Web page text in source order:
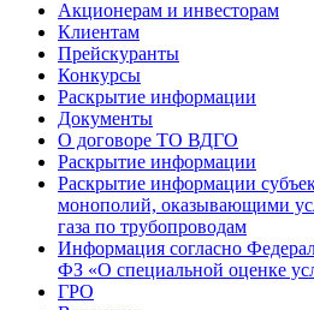
Акционерам и инвесторам
Клиентам
Прейскуранты
Конкурсы
Раскрытие информации
Документы
О договоре ТО ВДГО
Раскрытие информации
Раскрытие информации
монополий, оказывающими
газа по трубопроводам
Информация согласно
ФЗ «О специальной оценке
ГРО